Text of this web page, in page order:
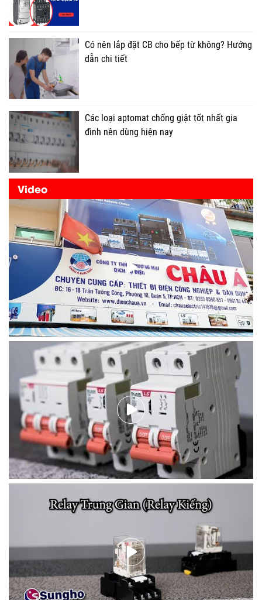
Có nên lắp đặt CB cho bếp từ không? Hướng
dẫn chi tiết
Các loại aptomat chống giật tốt nhất gia
đình nên dùng hiện nay
Video